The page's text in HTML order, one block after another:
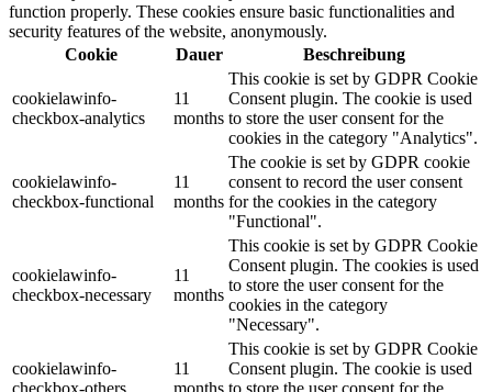
function properly. These cookies ensure basic functionalities and
security features of the website, anonymously.
Cookie
Dauer Beschreibung
cookielawinfo-
checkbox-analytics
11
months
This cookie is set by GDPR Cookie
Consent plugin. The cookie is used
to store the user consent for the
cookies in the category "Analytics".
cookielawinfo-
checkbox-functional
11
months
The cookie is set by GDPR cookie
consent to record the user consent
for the cookies in the category
"Functional".
cookielawinfo-
checkbox-necessary
11
months
This cookie is set by GDPR Cookie
Consent plugin. The cookies is used
to store the user consent for the
cookies in the category
"Necessary".
cookielawinfo-
checkbox-others
11
months
This cookie is set by GDPR Cookie
Consent plugin. The cookie is used
to store the user consent for the